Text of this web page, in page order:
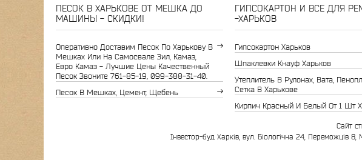
ПЕСОК В ХАРЬКОВЕ ОТ МЕШКА ДО
МАШИНЫ - СКИДКИ!
Оперативно Доставим Песок По Харькову В
Мешках Или На Самосвале Зил, Камаз,
Евро Камаз - Лучшие Цены Качественный
Песок Звоните 761-85-19, 099-388-31-40.
Песок В Мешках, Цемент, Щебень
ГИПСОКАРТОН И ВСЕ ДЛЯ
-ХАРЬКОВ
Гипсокартон Харьков
Шпаклевки Кнауф Харьков
Утеплитель В Рулонах, Вата,
Сетка В Харькове
Кирпич Красный И Белый От 1 Шт
Сайт